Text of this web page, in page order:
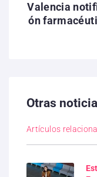
Valencia
ón
Otras
Artículos